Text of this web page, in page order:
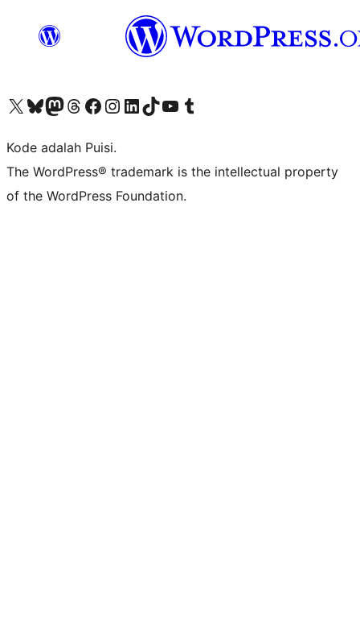
Kunjungi akun X (sebelumnya Twitter) kamiVisit our Bluesky account
Kunjungi akun Mastodon kami
Visit our Threads account
Kunjungi halaman Facebook kamiKunjungi akun Instagram kamiKunjungi akun LinkedIn kami
Visit our TikTok account
Kunjungi channel YouTube kamiVisit our Tumblr account
Kode adalah Puisi.
The WordPress® trademark is the intellectual property
of the WordPress Foundation.